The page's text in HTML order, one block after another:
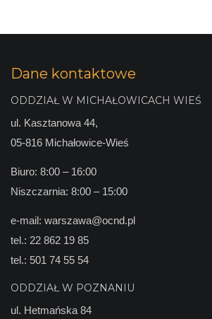
Dane kontaktowe
ODDZIAŁ W MICHAŁOWICACH WIEŚ
ul. Kasztanowa 44,
05-816 Michałowice-Wieś
Biuro: 8:00 – 16:00
Niszczarnia: 8:00 – 15:00
e-mail: warszawa@ocnd.pl
tel.: 22 862 19 85
tel.: 501 74 55 54
ODDZIAŁ W POZNANIU
ul. Hetmańska 84